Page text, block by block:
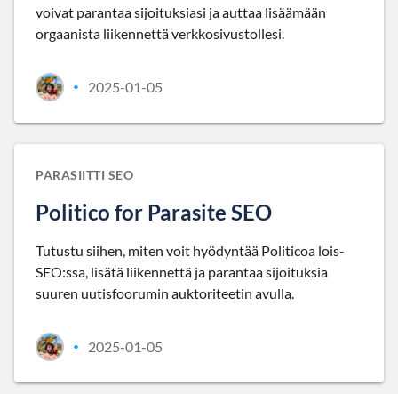
voivat parantaa sijoituksiasi ja auttaa lisäämään
orgaanista liikennettä verkkosivustollesi.
• 2025-01-05
PARASIITTI SEO
Politico for Parasite SEO
Tutustu siihen, miten voit hyödyntää Politicoa lois-
SEO:ssa, lisätä liikennettä ja parantaa sijoituksia
suuren uutisfoorumin auktoriteetin avulla.
• 2025-01-05